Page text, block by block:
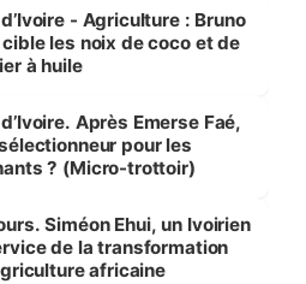
- Agriculture : Bruno
cible les noix de coco et de
à huile
Après Emerse Faé,
pour les
? (Micro-trottoir)
Siméon Ehui, un Ivoirien
de la transformation
africaine